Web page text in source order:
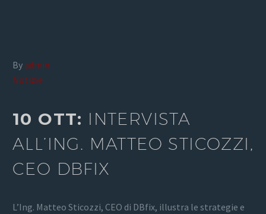
By admin
Notizie
10 OTT: INTERVISTA
ALL’ING. MATTEO STICOZZI,
CEO DBFIX
L’Ing. Matteo Sticozzi, CEO di DBfix, illustra le strategie e